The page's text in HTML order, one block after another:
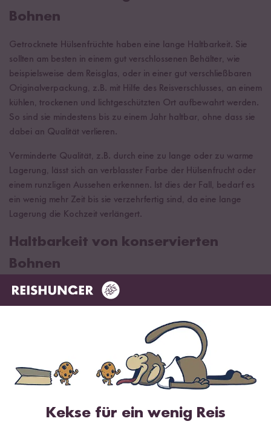
Bohnen
Getrocknete Hülsenfrüchte haben eine lange Haltbarkeit. Sie
sollten am besten in einem gut verschlossenen Behälter, wie
beispielsweise dem Reisglas, oder in einer gut verschließbaren
Originalverpackung, z.B. mit Hilfe des Reisverschlusses, an einem
kühlen, trockenen und lichtgeschützten Ort aufbewahrt werden.
So sind sie mindestens bis zu einem Jahr haltbar, ohne dass sie
dabei an Qualität verlieren.
Verminderte Qualität, z.B. durch eine zu lange oder zu warme
Lagerung, lässt sich an verblasster Farbe der Hülsenfrucht oder
einem runzligen Aussehen erkennen. Ist dies der Fall, bedarf es
ein wenig mehr Zeit bis sie verzehrfertig sind, da eine lange
Lagerung die Kochzeit verlängert.
Haltbarkeit von konservierten
Bohnen
Bei ungeöffneten Konserven ist lediglich auf das
Mindesthaltbarkeitsdatum zu achten. Dies beträgt nach dem
Kauf oft noch mehrere Jahre. Bei geöffneten Konservendosen
sollte jedoch darauf geachtet werden, dass sie möglichst
innerhalb von 2 Tagen verbraucht werden. Die geöffnete Dose
dazu luftdicht verschließen und im Kühlschrank aufbewahren.
Kekse für ein wenig Reis